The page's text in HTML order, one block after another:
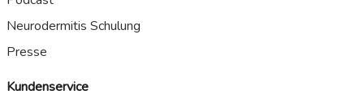
Neurodermitis Schulung
Presse
Kundenservice